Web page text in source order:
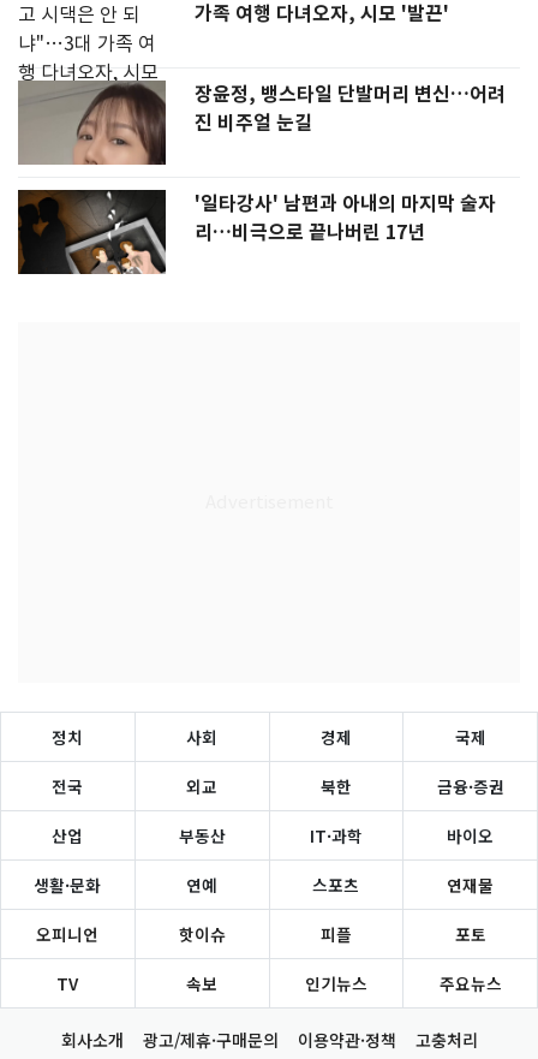
가족 여행 다녀오자, 시모 '발끈'
장윤정, 뱅스타일 단발머리 변신…어려
진 비주얼 눈길
'일타강사' 남편과 아내의 마지막 술자
리…비극으로 끝나버린 17년
정치 사회 경제 국제
전국 외교 북한 금융·증권
산업 부동산 IT·과학 바이오
생활·문화 연예 스포츠 연재물
오피니언 핫이슈 피플 포토
TV 속보 인기뉴스 주요뉴스
회사소개 광고/제휴·구매문의 이용약관·정책 고충처리